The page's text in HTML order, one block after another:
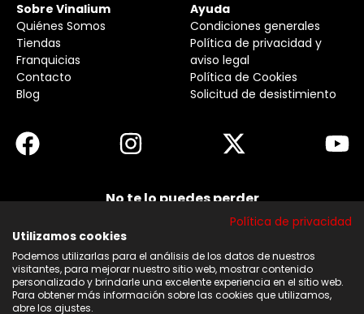
Sobre Vinalium
Quiénes Somos
Tiendas
Franquicias
Contacto
Blog
Ayuda
Condiciones generales
Política de privacidad y
aviso legal
Política de Cookies
Solicitud de desistimiento
No te lo puedes perder
ninguna de nuestras noticias, ofertas y
Acepto los términos y condiciones
Política de privacidad
Utilizamos cookies
Podemos utilizarlas para el análisis de los datos de nuestros
visitantes, para mejorar nuestro sitio web, mostrar contenido
personalizado y brindarle una excelente experiencia en el sitio web.
Para obtener más información sobre las cookies que utilizamos,
abre los ajustes.